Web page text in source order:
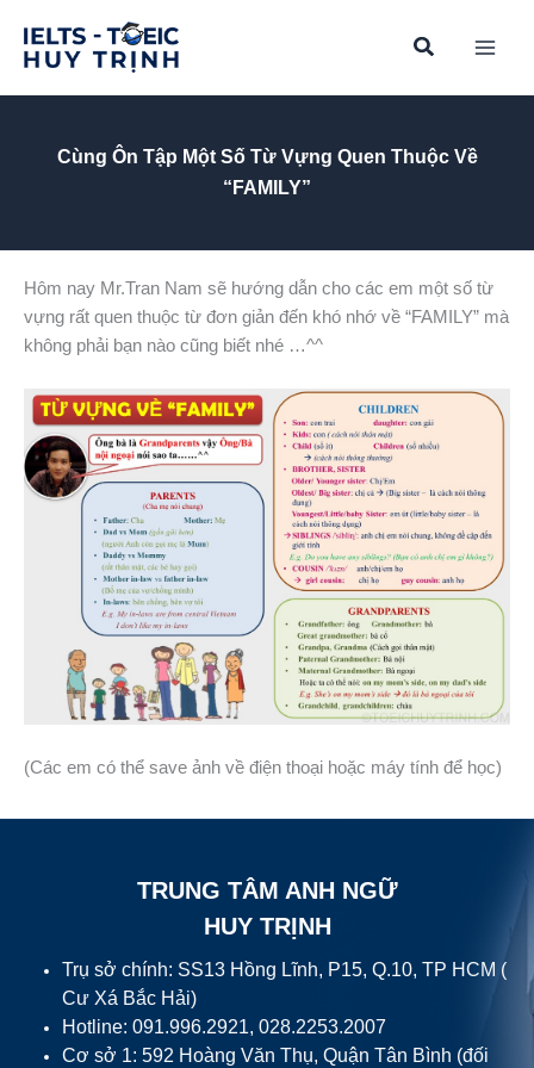
content
Cùng Ôn Tập Một Số Từ Vựng Quen Thuộc Về
“FAMILY”
Hôm nay Mr.Tran Nam sẽ hướng dẫn cho các em một số từ
vựng rất quen thuộc từ đơn giản đến khó nhớ về “FAMILY” mà
không phải bạn nào cũng biết nhé …^^
(Các em có thể save ảnh về điện thoại hoặc máy tính để học)
TRUNG TÂM ANH NGỮ
HUY TRỊNH
Trụ sở chính: SS13 Hồng Lĩnh, P15, Q.10, TP HCM (
Cư Xá Bắc Hải)
Hotline: 091.996.2921, 028.2253.2007
Cơ sở 1: 592 Hoàng Văn Thụ, Quận Tân Bình (đối